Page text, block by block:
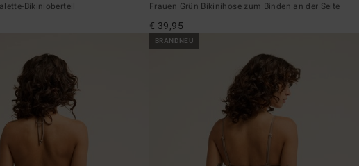
Bikinioberteil Frauen Grün Bikinihose zum Binden an der Seite
€ 39,95
BRANDNEU